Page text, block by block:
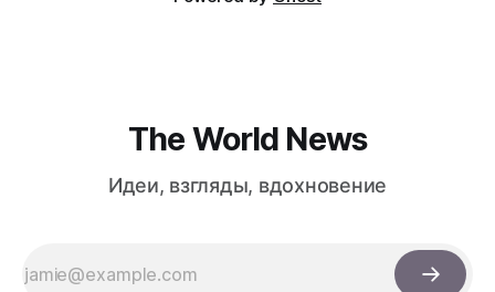
The World News
Идеи, взгляды, вдохновение